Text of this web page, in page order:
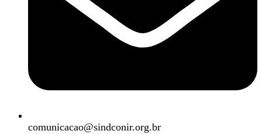
comunicacao@sindconir.org.br